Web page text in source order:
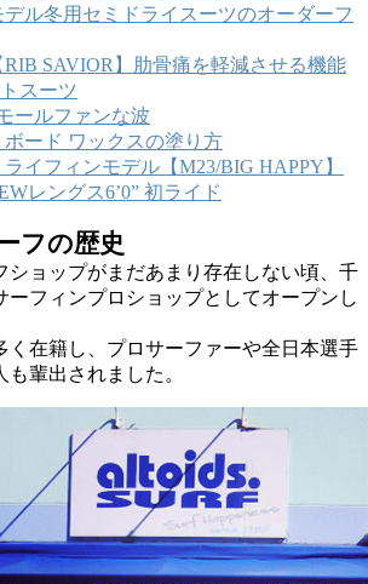
ル冬用セミドライスーツのオーダーフ
SAVIOR】肋骨痛を軽減させる機能
スーツ
ールファンな波
ード ワックスの塗り方
イフィンモデル【M23/BIG HAPPY】
レングス6’0” 初ライド
フの歴史
ショップがまだあまり存在しない頃、千
ーフィンプロショップとしてオープンし
く在籍し、プロサーファーや全日本選手
輩出されました。